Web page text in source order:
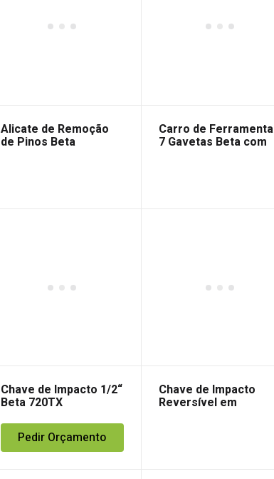
Alicate de Remoção
de Pinos Beta
Carro de Ferramenta
7 Gavetas Beta com
Chave de Impacto 1/2“
Beta 720TX
Pedir Orçamento
Chave de Impacto
Reversível em